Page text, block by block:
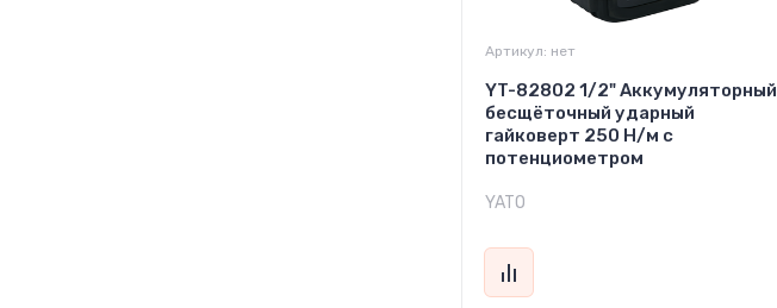
Артикул: нет
YT-82802 1/2" Аккумуляторный
бесщёточный ударный
гайковерт 250 Н/м с
потенциометром
YATO